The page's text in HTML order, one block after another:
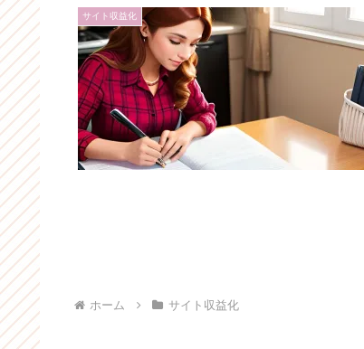
サイト収益化
ホーム サイト収益化